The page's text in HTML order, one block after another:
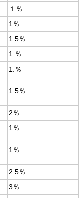
１％
1％
1.5％
1.％
1.％
1.5％
2％
1％
1％
2.5％
3％